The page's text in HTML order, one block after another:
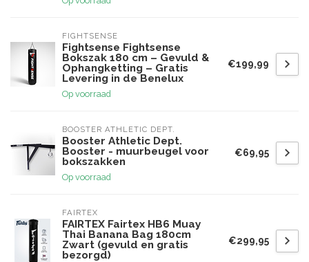
FIGHTSENSE
Fightsense Fightsense
Bokszak 180 cm – Gevuld &
Ophangketting – Gratis
Levering in de Benelux
Op voorraad
€199,99
BOOSTER ATHLETIC DEPT.
Booster Athletic Dept.
Booster - muurbeugel voor
bokszakken
Op voorraad
€69,95
FAIRTEX
FAIRTEX Fairtex HB6 Muay
Thai Banana Bag 180cm
Zwart (gevuld en gratis
bezorgd)
€299,95